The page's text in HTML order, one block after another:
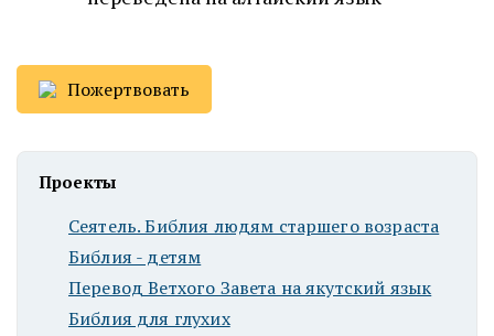
Пожертвовать
Проекты
Сеятель. Библия людям старшего возраста
Библия - детям
Перевод Ветхого Завета на якутский язык
Библия для глухих